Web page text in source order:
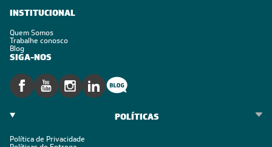
INSTITUCIONAL
Quem Somos
Trabalhe conosco
Blog
SIGA-NOS
POLÍTICAS
Política de Privacidade